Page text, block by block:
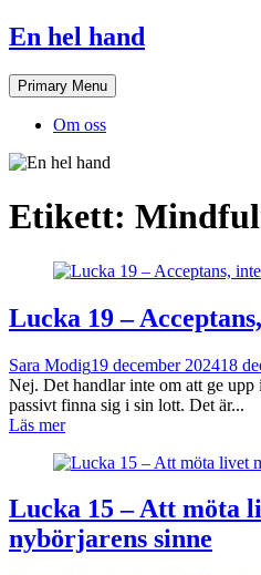
Skip
to
content
En hel hand
Primary Menu
Om oss
Etikett:
Lucka 19 –
Sara Modig19 december 202418
Nej. Det handlar inte om att ge
passivt finna sig i sin lott. Det är...
Läs mer
Lucka 15 – Att möta
nybörjarens sinne